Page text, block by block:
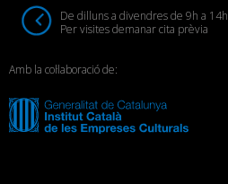
De dilluns a divendres de 9h a 14h
Per visites demanar cita prèvia
Amb la col·laboració de: